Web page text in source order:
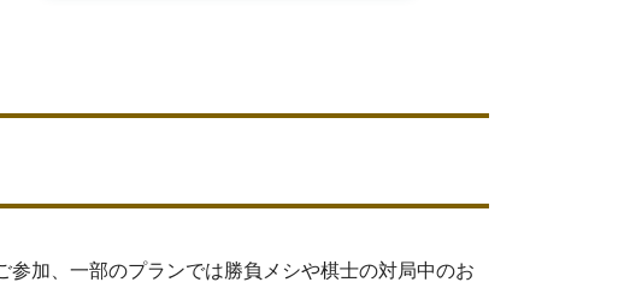
加、一部のプランでは勝負メシや棋士の対局中のお